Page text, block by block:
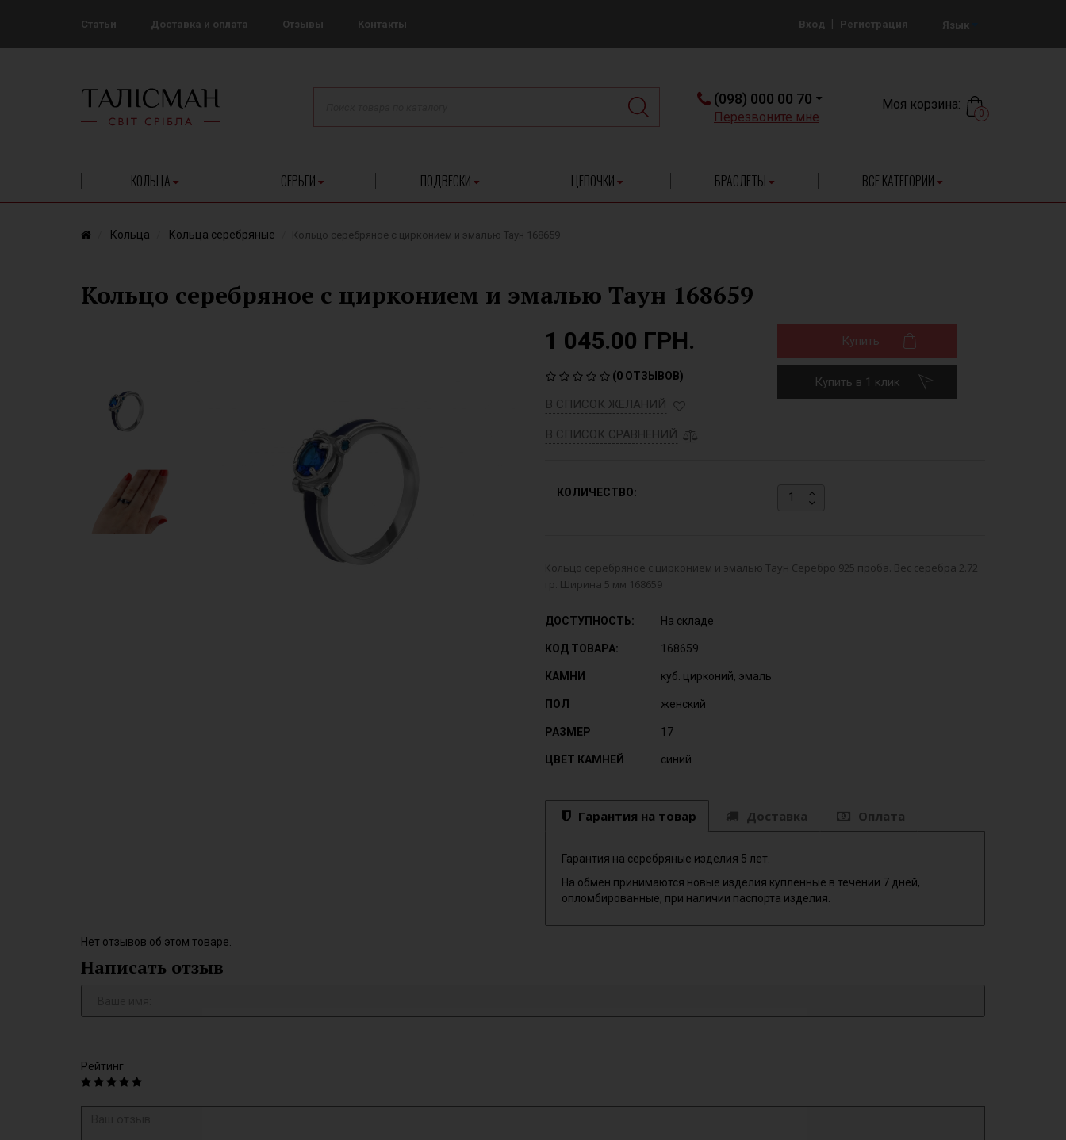
Статьи Доставка и оплата Отзывы Контакты Вход Регистрация Язык
(098) 000 00 70
Перезвоните мне
Моя корзина:
0
КОЛЬЦА СЕРЬГИ ПОДВЕСКИ ЦЕПОЧКИ БРАСЛЕТЫ ВСЕ КАТЕГОРИИ
Кольца Кольца серебряные Кольцо серебряное с цирконием и эмалью Таун 168659
Кольцо серебряное с цирконием и эмалью Таун 168659
1 045.00 ГРН.
(0 ОТЗЫВОВ)
В СПИСОК ЖЕЛАНИЙ
В СПИСОК СРАВНЕНИЙ
Купить
Купить в 1 клик
КОЛИЧЕСТВО:
Кольцо серебряное с цирконием и эмалью Таун Серебро 925 проба. Вес серебра 2.72
гр. Ширина 5 мм 168659
ДОСТУПНОСТЬ: На складе
КОД ТОВАРА: 168659
КАМНИ куб. цирконий, эмаль
ПОЛ женский
РАЗМЕР 17
ЦВЕТ КАМНЕЙ синий
Гарантия на товар Доставка Оплата
Гарантия на серебряные изделия 5 лет.
На обмен принимаются новые изделия купленные в течении 7 дней,
опломбированные, при наличии паспорта изделия.
Нет отзывов об этом товаре.
Написать отзыв
Рейтинг